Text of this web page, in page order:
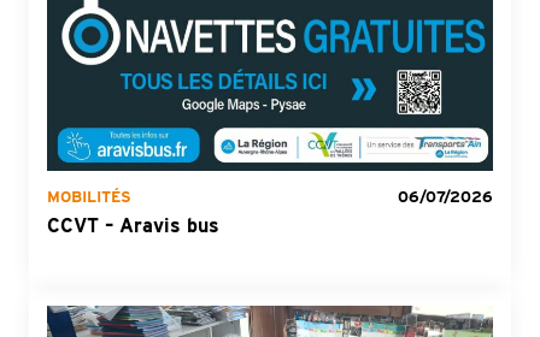
MOBILITÉS 06/07/2026
CCVT – Aravis bus